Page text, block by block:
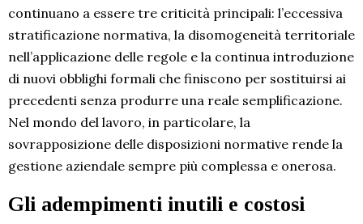
continuano a essere tre criticità principali: l’eccessiva
stratificazione normativa, la disomogeneità territoriale
nell’applicazione delle regole e la continua introduzione
di nuovi obblighi formali che finiscono per sostituirsi ai
precedenti senza produrre una reale semplificazione.
Nel mondo del lavoro, in particolare, la
sovrapposizione delle disposizioni normative rende la
gestione aziendale sempre più complessa e onerosa.
Gli adempimenti inutili e costosi